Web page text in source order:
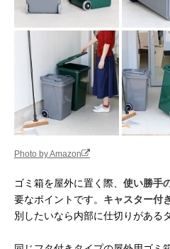
Photo by Amazon
ゴミ箱を屋外に置く際、 使い勝手
要なポイントです。 キャスター付
別したいなら内部に仕切りがある